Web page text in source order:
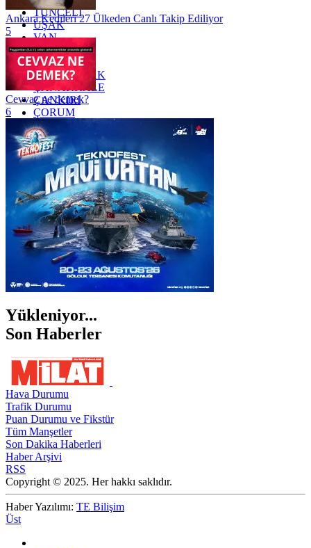
TUNCELİ
UŞAK
VAN
YALOVA
YOZGAT
ZONGULDAK
ÇANAKKALE
ÇANKIRI
ÇORUM
İSTANBUL
İZMİR
ŞANLIURFA
ŞIRNAK
Ankara Kedileri 27 Ülkeden Canlı Takip Ediliyor
5
Cevvaz ne demek?
6
Yükleniyor...
Son Haberler
Hava Durumu
Trafik Durumu
Puan Durumu ve Fikstür
Tüm Manşetler
Son Dakika Haberleri
Haber Arşivi
RSS
Copyright © 2025. Her hakkı saklıdır.
Haber Yazılımı: TE Bilişim
Üst